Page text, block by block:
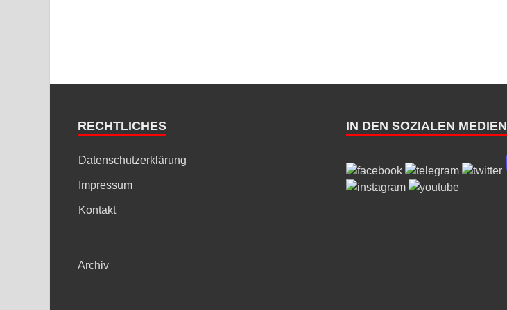
RECHTLICHES
Datenschutzerklärung
Impressum
Kontakt
Archiv
IN DEN SOZIALEN MEDIEN